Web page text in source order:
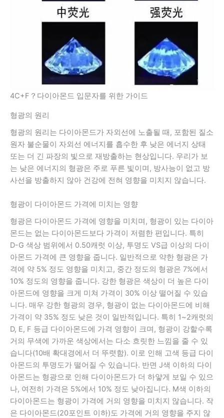
4C+F？다이아몬드 입문자를 위한 가이드
형광의 원리
형광의 원리는 다이아몬드가 자외선에 노출될 때, 포함된 질소
원자 불순물이 자외선 에너지를 흡수한 후 낮은 에너지 상태
또는 더 긴 파장의 빛으로 재방출하는 현상입니다. 우리가 보
는 낮은 에너지의 형광은 주로 푸른 빛이며, 방사능이 없고 방
사선을 방출하지 않아 건강에 전혀 영향을 미치지 않습니다.
형광이 다이아몬드 가격에 미치는 영향
형광은 다이아몬드 가격에 영향을 미치며, 형광이 있는 다이아
몬드는 없는 다이아몬드보다 가격이 저렴한 편입니다. 특히
D-G 색상 범위에서 0.50캐럿 이상, 투명도 VS급 이상의 다이
아몬드 가격에 큰 영향을 줍니다. 일반적으로 약한 형광은 가
격에 약 5% 정도 영향을 미치고, 중간 정도의 형광은 7%에서
10% 정도의 영향을 줍니다. 강한 형광은 색상이 더 높은 다이
아몬드에 영향을 크게 미쳐 가격이 30% 이상 떨어질 수 있습
니다. 매우 강한 형광의 경우, 형광이 없는 다이아몬드에 비해
가격이 약 35% 정도 낮은 것이 일반적입니다. 특히 1~2캐럿의
D, E, F 등급 다이아몬드에 가격 영향이 크며, 형광이 강할수록
거의 무색에 가까운 색상에서는 다소 흐릿한 느낌을 줄 수 있
습니다(10배 확대경에서 더 뚜렷함). 이로 인해 고색 등급 다이
아몬드의 투명도가 떨어질 수 있습니다. 반면 J색 이하의 다이
아몬드는 형광으로 인해 다이아몬드가 더 하얗게 보일 수 있으
나, 여전히 가격은 5%에서 10% 정도 낮아집니다. M색 이하의
다이아몬드는 형광이 가격에 거의 영향을 미치지 않습니다. 작
은 다이아몬드(20포인트 이하)도 가격에 거의 영향을 주지 않